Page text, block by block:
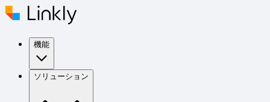
機能
ソリューション